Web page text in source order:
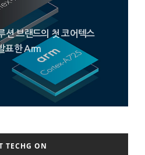
션 브랜드의 첫 코어텍스
표한 Arm
TECHG ON